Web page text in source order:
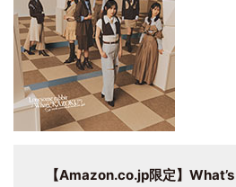
【Amazon.co.jp限定】